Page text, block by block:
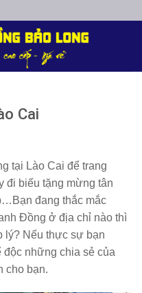
Cai
tại Lào Cai để trang
đi biếu tặng mừng tân
đang thắc mắc
Đồng ở địa chỉ nào thì
lý? Nếu thực sự bạn
độc những chia sẻ của
cho bạn.